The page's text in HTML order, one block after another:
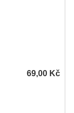
69,00 Kč